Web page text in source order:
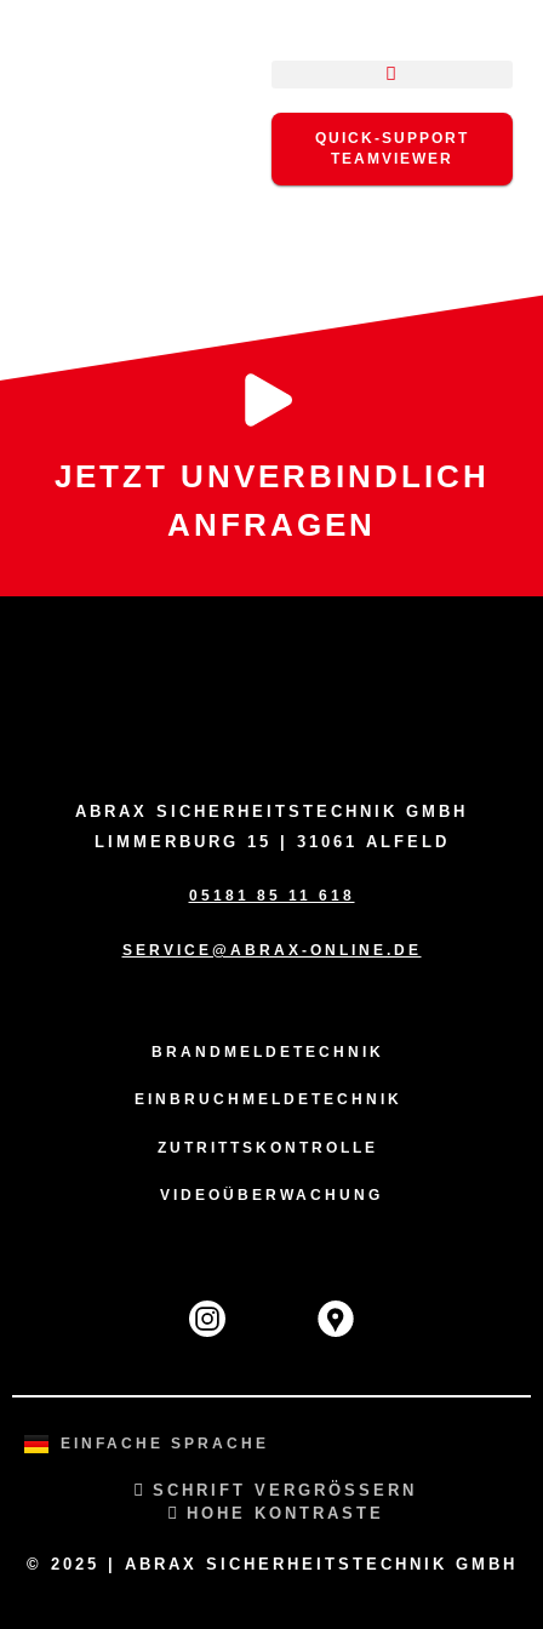
QUICK-SUPPORT
TEAMVIEWER
JETZT UNVERBINDLICH
ANFRAGEN
ABRAX SICHERHEITSTECHNIK GMBH
LIMMERBURG 15 | 31061 ALFELD
05181 85 11 618
SERVICE@ABRAX-ONLINE.DE
BRANDMELDETECHNIK
EINBRUCHMELDETECHNIK
ZUTRITTSKONTROLLE
VIDEOÜBERWACHUNG
EINFACHE SPRACHE
SCHRIFT VERGRÖSSERN
HOHE KONTRASTE
© 2025 | ABRAX SICHERHEITSTECHNIK GMBH